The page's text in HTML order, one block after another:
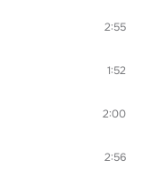
2:55
1:52
2:00
2:56